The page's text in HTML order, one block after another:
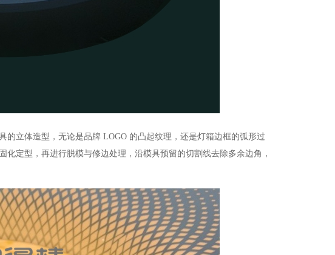
立体造型，无论是品牌 LOGO 的凸起纹理，还是灯箱边框的弧形过
定型，再进行脱模与修边处理，沿模具预留的切割线去除多余边角，